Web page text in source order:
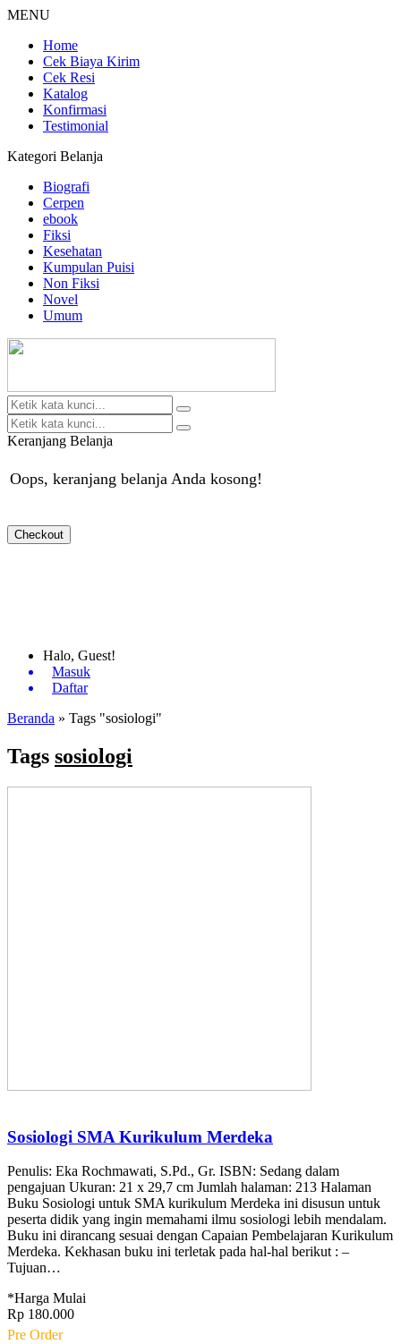
MENU
Home
Cek Biaya Kirim
Cek Resi
Katalog
Konfirmasi
Testimonial
Kategori Belanja
Biografi
Cerpen
ebook
Fiksi
Kesehatan
Kumpulan Puisi
Non Fiksi
Novel
Umum
Keranjang Belanja
Oops, keranjang belanja Anda kosong!
Checkout
Halo, Guest!
Masuk
Daftar
Beranda » Tags "sosiologi"
Tags sosiologi
Sosiologi SMA Kurikulum Merdeka
Penulis: Eka Rochmawati, S.Pd., Gr. ISBN: Sedang dalam
pengajuan Ukuran: 21 x 29,7 cm Jumlah halaman: 213 Halaman
Buku Sosiologi untuk SMA kurikulum Merdeka ini disusun untuk
peserta didik yang ingin memahami ilmu sosiologi lebih mendalam.
Buku ini dirancang sesuai dengan Capaian Pembelajaran Kurikulum
Merdeka. Kekhasan buku ini terletak pada hal-hal berikut : –
Tujuan…
*Harga Mulai
Rp 180.000
Pre Order